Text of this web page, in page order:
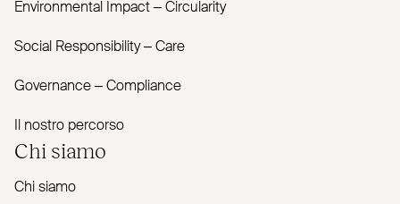
Envi­ronmental Impact – Cir­cularity
Social Responsibility – Care
Governance – Com­pliance
Il nostro percorso
Chi siamo
Chi siamo